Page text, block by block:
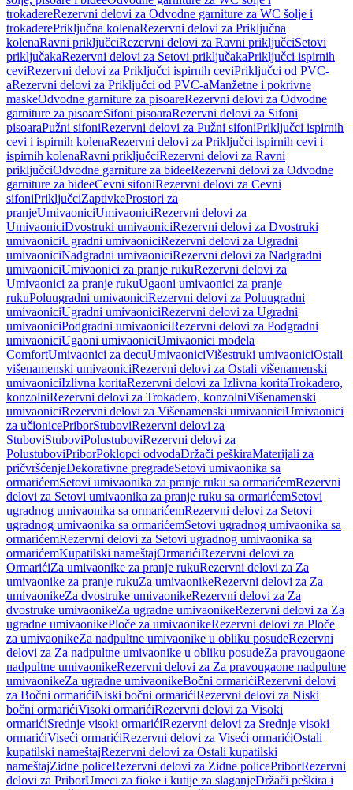
trokadereRezervni delovi za Odvodne garniture za WC šolje i
trokaderePriključna kolenaRezervni delovi za Priključna
kolenaRavni priključciRezervni delovi za Ravni priključciSetovi
priključakaRezervni delovi za Setovi priključakaPriključci ispirnih
ceviRezervni delovi za Priključci ispirnih ceviPriključci od PVC-
aRezervni delovi za Priključci od PVC-aManžetne i pokrivne
maskeOdvodne garniture za pisoareRezervni delovi za Odvodne
garniture za pisoareSifoni pisoaraRezervni delovi za Sifoni
pisoaraPužni sifoniRezervni delovi za Pužni sifoniPriključci ispirnih
cevi i ispirnih kolenaRezervni delovi za Priključci ispirnih cevi i
ispirnih kolenaRavni priključciRezervni delovi za Ravni
priključciOdvodne garniture za bideeRezervni delovi za Odvodne
garniture za bideeCevni sifoniRezervni delovi za Cevni
sifoniPriključciZaptivkeProstori za
pranjeUmivaoniciUmivaoniciRezervni delovi za
UmivaoniciDvostruki umivaoniciRezervni delovi za Dvostruki
umivaoniciUgradni umivaoniciRezervni delovi za Ugradni
umivaoniciNadgradni umivaoniciRezervni delovi za Nadgradni
umivaoniciUmivaonici za pranje rukuRezervni delovi za
Umivaonici za pranje rukuUgaoni umivaonici za pranje
rukuPoluugradni umivaoniciRezervni delovi za Poluugradni
umivaoniciUgradni umivaoniciRezervni delovi za Ugradni
umivaoniciPodgradni umivaoniciRezervni delovi za Podgradni
umivaoniciUgaoni umivaoniciUmivaonici modela
ComfortUmivaonici za decuUmivaoniciVišestruki umivaoniciOstali
višenamenski umivaoniciRezervni delovi za Ostali višenamenski
umivaoniciIzlivna koritaRezervni delovi za Izlivna koritaTrokadero,
konzolniRezervni delovi za Trokadero, konzolniVišenamenski
umivaoniciRezervni delovi za Višenamenski umivaoniciUmivaonici
za učionicePriborStuboviRezervni delovi za
StuboviStuboviPolustuboviRezervni delovi za
PolustuboviPriborPoklopci odvodaDržači peškiraMaterijali za
pričvršćenjeDekorativne pregradeSetovi umivaonika sa
ormarićemSetovi umivaonika za pranje ruku sa ormarićemRezervni
delovi za Setovi umivaonika za pranje ruku sa ormarićemSetovi
ugradnog umivaonika sa ormarićemRezervni delovi za Setovi
ugradnog umivaonika sa ormarićemSetovi ugradnog umivaonika sa
ormarićemRezervni delovi za Setovi ugradnog umivaonika sa
ormarićemKupatilski nameštajOrmarićiRezervni delovi za
OrmarićiZa umivaonike za pranje rukuRezervni delovi za Za
umivaonike za pranje rukuZa umivaonikeRezervni delovi za Za
umivaonikeZa dvostruke umivaonikeRezervni delovi za Za
dvostruke umivaonikeZa ugradne umivaonikeRezervni delovi za Za
ugradne umivaonikePloče za umivaonikeRezervni delovi za Ploče
za umivaonikeZa nadpultne umivaonike u obliku posudeRezervni
delovi za Za nadpultne umivaonike u obliku posudeZa pravougaone
nadpultne umivaonikeRezervni delovi za Za pravougaone nadpultne
umivaonikeZa ugradne umivaonikeBočni ormarićiRezervni delovi
za Bočni ormarićiNiski bočni ormarićiRezervni delovi za Niski
bočni ormarićiVisoki ormarićiRezervni delovi za Visoki
ormarićiSrednje visoki ormarićiRezervni delovi za Srednje visoki
ormarićiViseći ormarićiRezervni delovi za Viseći ormarićiOstali
kupatilski nameštajRezervni delovi za Ostali kupatilski
nameštajZidne policeRezervni delovi za Zidne policePriborRezervni
delovi za PriborUmeci za fioke i kutije za slaganjeDržači peškira i